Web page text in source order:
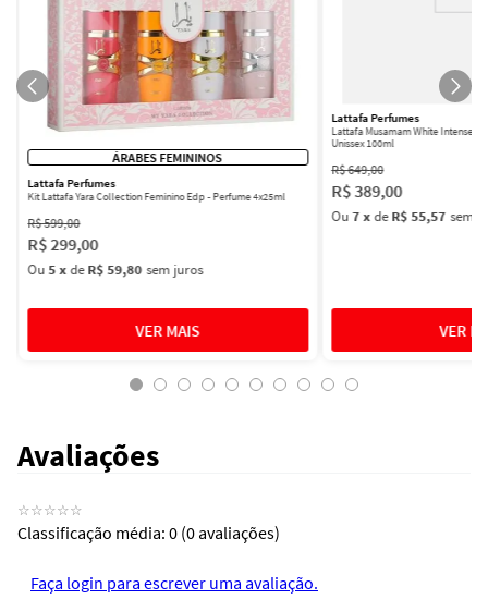
ÁRABES FEMININOS
Lattafa Perfumes
Kit Lattafa Yara Collection Feminino Edp - Perfume 4x25ml
R$599,00
R$299,00
Ou5 xdeR$ 59,80 sem juros
Lattafa Perfumes
Lattafa Musamam White Intense
Unissex 100ml
R$649,00
R$389,00
Ou7xdeR$ 55,57 sem
Avaliações
☆☆☆☆☆
Classificação média: 0 (0 avaliações)
Faça login para escrever uma avaliação.